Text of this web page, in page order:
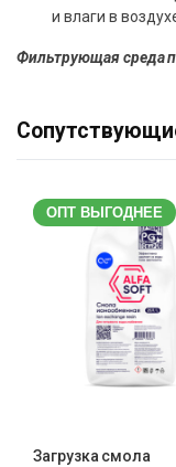
и влаги в
Фильтрующая среда
ОПТ ВЫГОДНЕЕ
Загрузка смола